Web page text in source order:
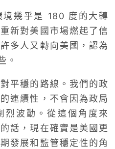
幾乎是 180 度的大轉
新對美國市場燃起了信
多人又轉向美國，認為
。
平穩的路線。我們的政
連續性，不會因為政局
烈波動。從這個角度來
話，現在確實是美國更
發展和監管穩定性的角